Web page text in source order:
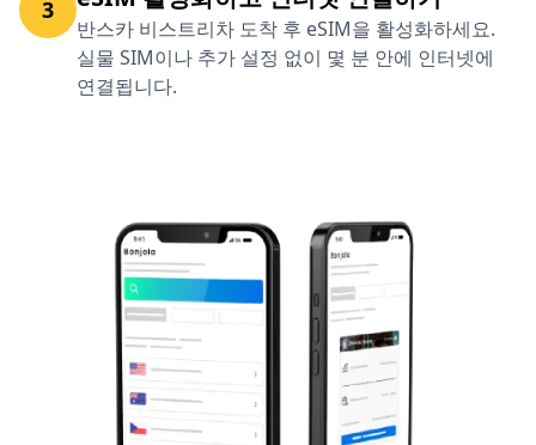
3
반스카 비스트리차 도착 후 eSIM을 활성화하세요.
실물 SIM이나 추가 설정 없이 몇 분 안에 인터넷에
연결됩니다.